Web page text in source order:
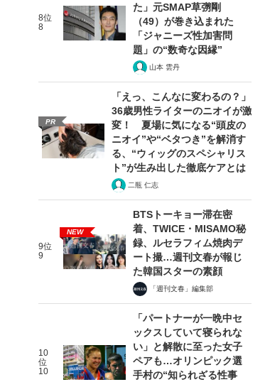
8位
8
た」元SMAP草彅剛
（49）が巻き込まれた
「ジャニーズ性加害問
題」の“数奇な因縁”
山本 雲丹
PR
「えっ、こんなに変わるの？」
36歳男性ライターのニオイが激
変！ 夏場に気になる“頭皮の
ニオイ”や“ベタつき”を解消す
る、“ウィッグのスペシャリス
ト”が生み出した徹底ケアとは
二瓶 仁志
9位
9
NEW
BTSトーキョー滞在密
着、TWICE・MISAMO秘
録、ルセラフィム焼肉デ
ート撮…週刊文春が報じ
た韓国スターの素顔
「週刊文春」編集部
10
位
10
「パートナーが一晩中セ
ックスしていて寝られな
い」と解散に至った女子
ペアも…オリンピック選
手村の“知られざる性事